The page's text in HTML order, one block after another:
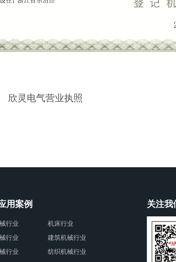
欣灵电气营业执照
用案例
行业
机床行业
行业
建筑机械行业
行业
纺织机械行业
关注我